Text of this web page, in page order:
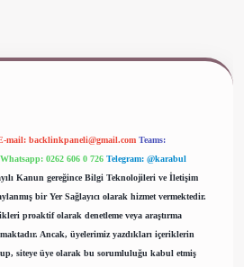
mail: backlinkpaneli@gmail.com Teams:
Whatsapp: 0262 606 0 726 Telegram: @karabul
Kanun gereğince Bilgi Teknolojileri ve İletişim
bir Yer Sağlayıcı olarak hizmet vermektedir.
proaktif olarak denetleme veya araştırma
Ancak, üyelerimiz yazdıkları içeriklerin
siteye üye olarak bu sorumluluğu kabul etmiş